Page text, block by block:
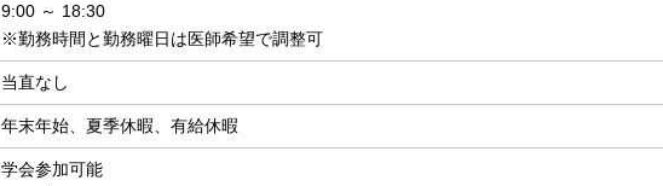
9:00 ～ 18:30
※勤務時間と勤務曜日は医師希望で調整可
当直なし
年末年始、夏季休暇、有給休暇
学会参加可能